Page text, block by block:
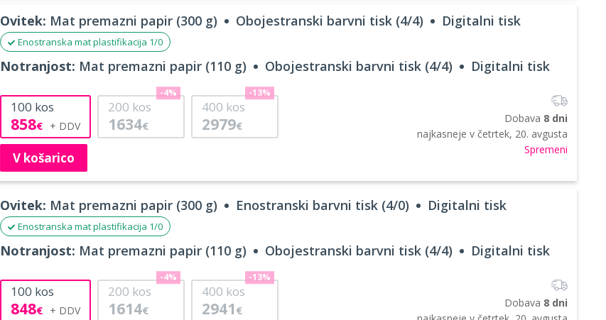
Ovitek: Mat premazni papir (300 g) Obojestranski barvni tisk (4/4) Digitalni tisk
Enostranska mat plastifikacija 1/0
Notranjost: Mat premazni papir (110 g) Obojestranski barvni tisk (4/4) Digitalni tisk
100 kos
858€
200 kos
1634€
-4%
400 kos
2979€
-13%
V košarico
Dobava 8 dni
najkasneje v četrtek, 20. avgusta
Spremeni
Ovitek: Mat premazni papir (300 g) Enostranski barvni tisk (4/0) Digitalni tisk
Enostranska mat plastifikacija 1/0
Notranjost: Mat premazni papir (110 g) Obojestranski barvni tisk (4/4) Digitalni tisk
100 kos
848€
200 kos
1614€
-4%
400 kos
2941 €
-13%
Dobava 8 dni